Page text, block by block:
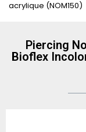
acrylique (NOM150)
Piercing
Bioflex